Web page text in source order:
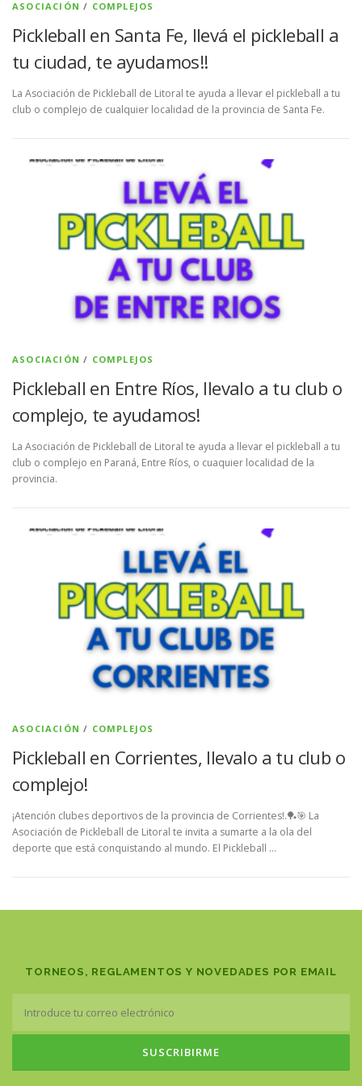
ASOCIACIÓN / COMPLEJOS
Pickleball en Santa Fe, llevá el pickleball a
tu ciudad, te ayudamos!!
La Asociación de Pickleball de Litoral te ayuda a llevar el pickleball a tu
club o complejo de cualquier localidad de la provincia de Santa Fe.
ASOCIACIÓN / COMPLEJOS
Pickleball en Entre Ríos, llevalo a tu club o
complejo, te ayudamos!
La Asociación de Pickleball de Litoral te ayuda a llevar el pickleball a tu
club o complejo en Paraná, Entre Ríos, o cuaquier localidad de la
provincia.
ASOCIACIÓN / COMPLEJOS
Pickleball en Corrientes, llevalo a tu club o
complejo!
¡Atención clubes deportivos de la provincia de Corrientes!.🏓🎯 La
Asociación de Pickleball de Litoral te invita a sumarte a la ola del
deporte que está conquistando al mundo. El Pickleball …
TORNEOS, REGLAMENTOS Y NOVEDADES POR EMAIL